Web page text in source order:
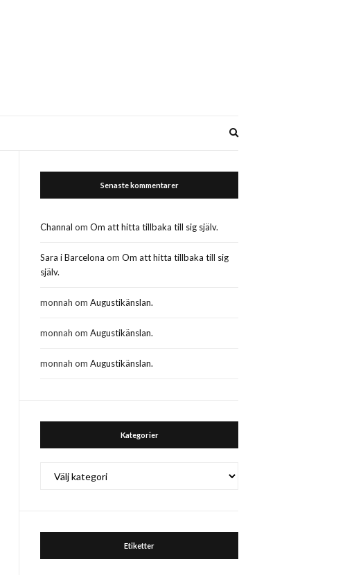
Senaste kommentarer
Channal omOm att hitta tillbaka till sig själv.
Sara i Barcelona omOm att hitta tillbaka till sig
själv.
monnah omAugustikänslan.
monnah omAugustikänslan.
monnah omAugustikänslan.
Kategorier
Etiketter